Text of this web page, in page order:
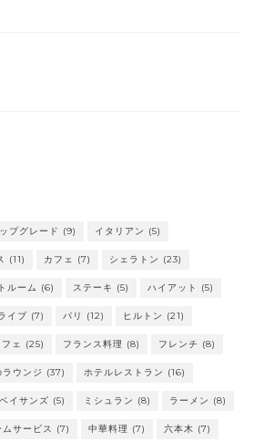
プグレード (9) イタリアン (5)
(11) カフェ (7) シェラトン (23)
ルーム (6) ステーキ (5) ハイアット (5)
イブ (7) パリ (12) ヒルトン (21)
ェ (25) フランス料理 (8) フレンチ (8)
ウンジ (37) ホテルレストラン (16)
イサンズ (5) ミシュラン (8) ラーメン (8)
ムサービス (7) 中華料理 (7) 六本木 (7)